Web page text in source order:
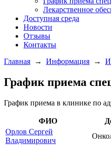
Лекарственное
Доступная среда
Новости
Отзывы
Контакты
Главная
→ Информация →
График приема
График приема в клинике по
ФИО
Орлов Сергей
Владимирович